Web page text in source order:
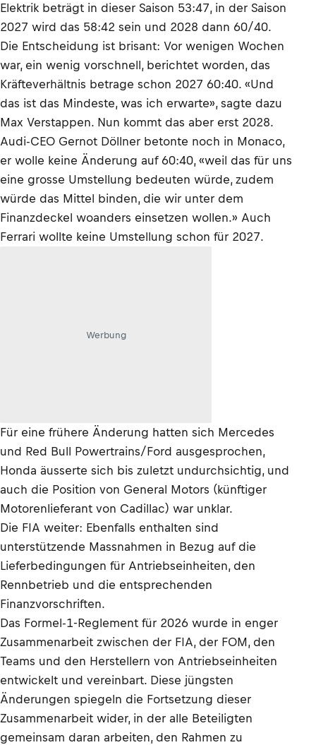
Elektrik beträgt in dieser Saison 53:47, in der Saison
2027 wird das 58:42 sein und 2028 dann 60/40.
Die Entscheidung ist brisant: Vor wenigen Wochen
war, ein wenig vorschnell, berichtet worden, das
Kräfteverhältnis betrage schon 2027 60:40. «Und
das ist das Mindeste, was ich erwarte», sagte dazu
Max Verstappen. Nun kommt das aber erst 2028.
Audi-CEO Gernot Döllner betonte noch in Monaco,
er wolle keine Änderung auf 60:40, «weil das für uns
eine grosse Umstellung bedeuten würde, zudem
würde das Mittel binden, die wir unter dem
Finanzdeckel woanders einsetzen wollen.» Auch
Ferrari wollte keine Umstellung schon für 2027.
Werbung
Für eine frühere Änderung hatten sich Mercedes
und Red Bull Powertrains/Ford ausgesprochen,
Honda äusserte sich bis zuletzt undurchsichtig, und
auch die Position von General Motors (künftiger
Motorenlieferant von Cadillac) war unklar.
Die FIA weiter: Ebenfalls enthalten sind
unterstützende Massnahmen in Bezug auf die
Lieferbedingungen für Antriebseinheiten, den
Rennbetrieb und die entsprechenden
Finanzvorschriften.
Das Formel-1-Reglement für 2026 wurde in enger
Zusammenarbeit zwischen der FIA, der FOM, den
Teams und den Herstellern von Antriebseinheiten
entwickelt und vereinbart. Diese jüngsten
Änderungen spiegeln die Fortsetzung dieser
Zusammenarbeit wider, in der alle Beteiligten
gemeinsam daran arbeiten, den Rahmen zu